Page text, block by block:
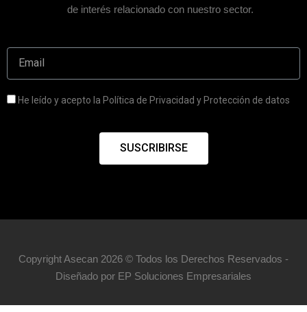
de interés relacionado con nuestro sector.
He leído y acepto la Política de Privacidad y Protección de datos
SUSCRIBIRSE
Copyright Asecan 2026 © Todos los Derechos Reservados -
Diseñado por EP Soluciones Empresariales